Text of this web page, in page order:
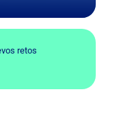
retos